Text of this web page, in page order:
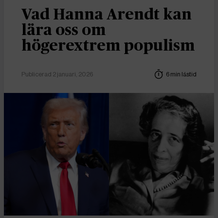
Vad Hanna Arendt kan
lära oss om
högerextrem populism
Publicerad 2 januari, 2026 6 min lästid